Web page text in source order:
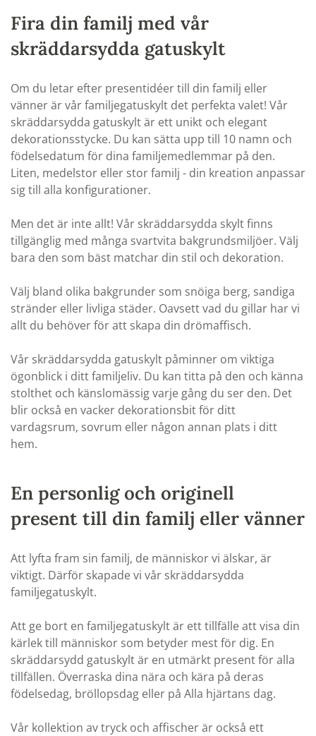
Fira din familj med vår
skräddarsydda gatuskylt
Om du letar efter presentidéer till din familj eller
vänner är vår familjegatuskylt det perfekta valet! Vår
skräddarsydda gatuskylt är ett unikt och elegant
dekorationsstycke. Du kan sätta upp till 10 namn och
födelsedatum för dina familjemedlemmar på den.
Liten, medelstor eller stor familj - din kreation anpassar
sig till alla konfigurationer.
Men det är inte allt! Vår skräddarsydda skylt finns
tillgänglig med många svartvita bakgrundsmiljöer. Välj
bara den som bäst matchar din stil och dekoration.
Välj bland olika bakgrunder som snöiga berg, sandiga
stränder eller livliga städer. Oavsett vad du gillar har vi
allt du behöver för att skapa din drömaffisch.
Vår skräddarsydda gatuskylt påminner om viktiga
ögonblick i ditt familjeliv. Du kan titta på den och känna
stolthet och känslomässig varje gång du ser den. Det
blir också en vacker dekorationsbit för ditt
vardagsrum, sovrum eller någon annan plats i ditt
hem.
En personlig och originell
present till din familj eller vänner
Att lyfta fram sin familj, de människor vi älskar, är
viktigt. Därför skapade vi vår skräddarsydda
familjegatuskylt.
Att ge bort en familjegatuskylt är ett tillfälle att visa din
kärlek till människor som betyder mest för dig. En
skräddarsydd gatuskylt är en utmärkt present för alla
tillfällen. Överraska dina nära och kära på deras
födelsedag, bröllopsdag eller på Alla hjärtans dag.
Vår kollektion av tryck och affischer är också ett